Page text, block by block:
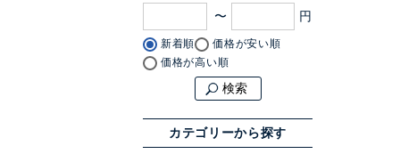
〜
新着順
価格が安い順
価格が高い順
検索
カテゴリーから探す